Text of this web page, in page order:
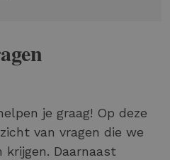
je graag! Op deze
van vragen die we
Daarnaast